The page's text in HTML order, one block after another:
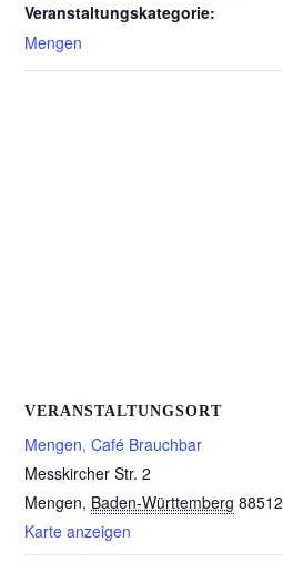
Veranstaltungskategorie:
Mengen
VERANSTALTUNGSORT
Mengen, Café Brauchbar
Messkircher Str. 2
Mengen, Baden-Württemberg 88512
Karte anzeigen